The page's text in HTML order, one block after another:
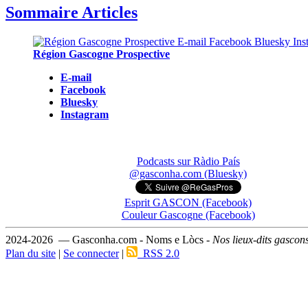
Sommaire Articles
Région Gascogne Prospective
E-mail
Facebook
Bluesky
Instagram
Podcasts sur Ràdio País
@gasconha.com (Bluesky)
Esprit GASCON (Facebook)
Couleur Gascogne (Facebook)
2024-2026 — Gasconha.com - Noms e Lòcs - Nos lieux-dits
Plan du site | Se connecter| RSS 2.0